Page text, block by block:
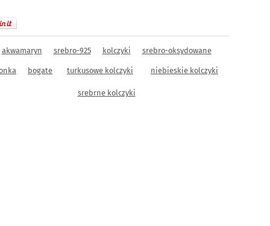
akwamaryn srebro-925 kolczyki srebro-oksydowane
bogate turkusowe kolczyki niebieskie kolczyki
srebrne kolczyki